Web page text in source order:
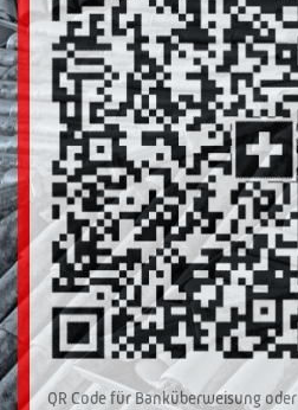
QR Code für Banküberweisung oder